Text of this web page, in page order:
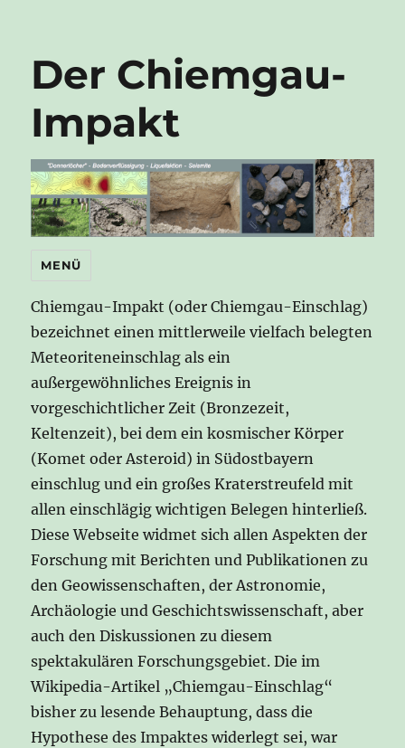
Der Chiemgau-
Impakt
MENÜ
Chiemgau-Impakt (oder Chiemgau-Einschlag)
bezeichnet einen mittlerweile vielfach belegten
Meteoriteneinschlag als ein
außergewöhnliches Ereignis in
vorgeschichtlicher Zeit (Bronzezeit,
Keltenzeit), bei dem ein kosmischer Körper
(Komet oder Asteroid) in Südostbayern
einschlug und ein großes Kraterstreufeld mit
allen einschlägig wichtigen Belegen hinterließ.
Diese Webseite widmet sich allen Aspekten der
Forschung mit Berichten und Publikationen zu
den Geowissenschaften, der Astronomie,
Archäologie und Geschichtswissenschaft, aber
auch den Diskussionen zu diesem
spektakulären Forschungsgebiet. Die im
Wikipedia-Artikel „Chiemgau-Einschlag“
bisher zu lesende Behauptung, dass die
Hypothese des Impaktes widerlegt sei, war